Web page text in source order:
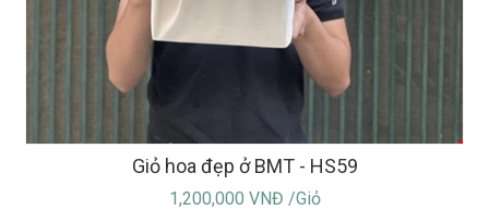
Giỏ hoa đẹp ở BMT - HS59
1,200,000 VNĐ /Giỏ